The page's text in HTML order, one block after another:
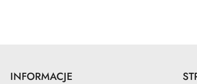
INFORMACJE